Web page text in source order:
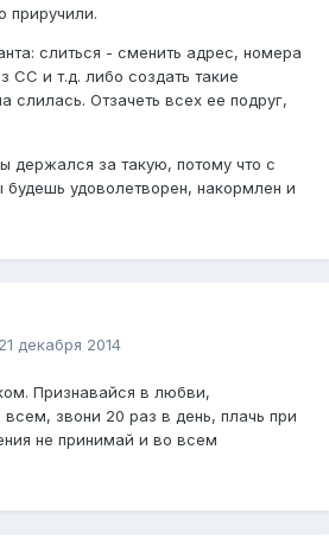
приручили.
слиться - сменить адрес, номера
СС и т.д. либо создать такие
слилась. Отзачеть всех ее подруг,
держался за такую, потому что с
будешь удоволетворен, накормлен и
21 декабря 2014
Признавайся в любви,
всем, звони 20 раз в день, плачь при
не принимай и во всем